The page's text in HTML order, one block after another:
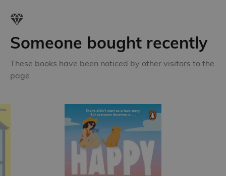
Someone bought recently
These books have been noticed by other visitors to the
page